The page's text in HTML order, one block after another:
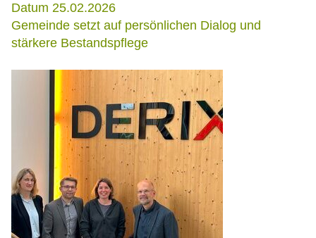
Datum 25.02.2026
Gemeinde setzt auf persönlichen Dialog und
stärkere Bestandspflege